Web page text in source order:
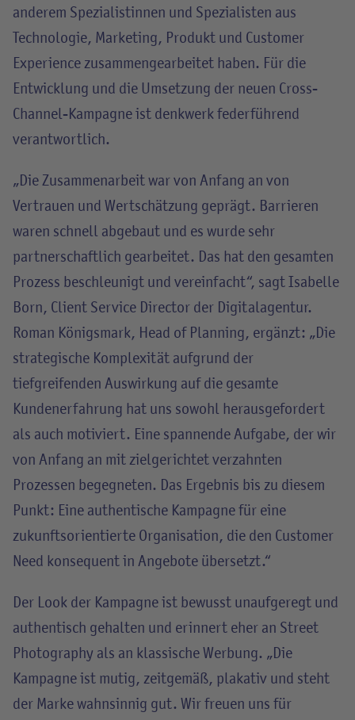
anderem Spezialistinnen und Spezialisten aus
Technologie, Marketing, Produkt und Customer
Experience zusammengearbeitet haben. Für die
Entwicklung und die Umsetzung der neuen Cross-
Channel-Kampagne ist denkwerk federführend
verantwortlich.
„Die Zusammenarbeit war von Anfang an von
Vertrauen und Wertschätzung geprägt. Barrieren
waren schnell abgebaut und es wurde sehr
partnerschaftlich gearbeitet. Das hat den gesamten
Prozess beschleunigt und vereinfacht“, sagt Isabelle
Born, Client Service Director der Digitalagentur.
Roman Königsmark, Head of Planning, ergänzt: „Die
strategische Komplexität aufgrund der
tiefgreifenden Auswirkung auf die gesamte
Kundenerfahrung hat uns sowohl herausgefordert
als auch motiviert. Eine spannende Aufgabe, der wir
von Anfang an mit zielgerichtet verzahnten
Prozessen begegneten. Das Ergebnis bis zu diesem
Punkt: Eine authentische Kampagne für eine
zukunftsorientierte Organisation, die den Customer
Need konsequent in Angebote übersetzt.“
Der Look der Kampagne ist bewusst unaufgeregt und
authentisch gehalten und erinnert eher an Street
Photography als an klassische Werbung. „Die
Kampagne ist mutig, zeitgemäß, plakativ und steht
der Marke wahnsinnig gut. Wir freuen uns für